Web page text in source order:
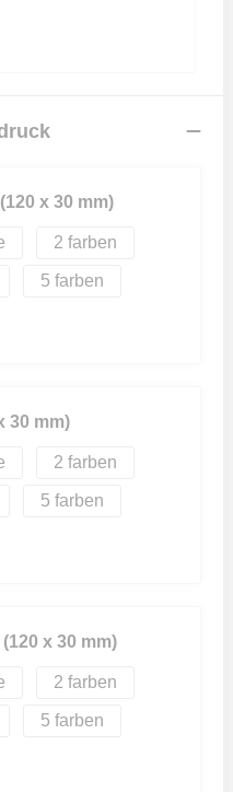
x 30 mm)
2
5
30 mm)
2
5
x 30 mm)
2
5